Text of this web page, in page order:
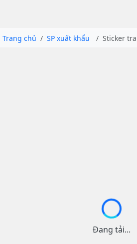
Trang chủ SP xuất khẩu Sticker
Đang tải...